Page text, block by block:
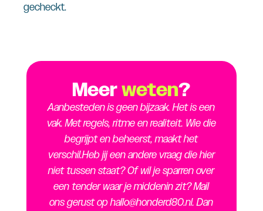
gecheckt.
Meerweten?
Aanbesteden is geen bijzaak. Het is een
vak. Met regels, ritme en realiteit. Wie die
begrijpt en beheerst, maakt het
verschil.Heb jij een andere vraag die hier
niet tussen staat? Of wil je sparren over
een tender waar je middenin zit? Mail
ons gerust op hallo@honderd80.nl. Dan